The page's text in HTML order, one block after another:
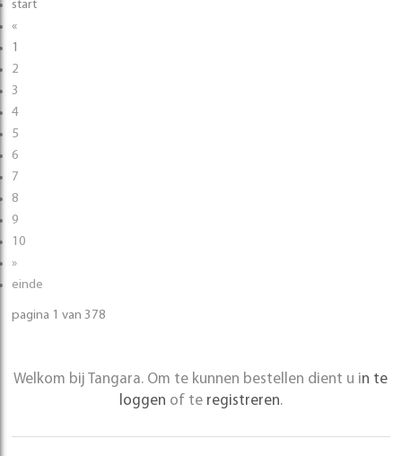
start
«
1
2
3
4
5
6
7
8
9
10
»
einde
pagina 1 van 378
Welkom bij Tangara. Om te kunnen bestellen dient u in te
loggen of te registreren.